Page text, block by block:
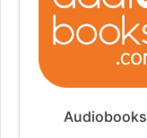
Audiobooks